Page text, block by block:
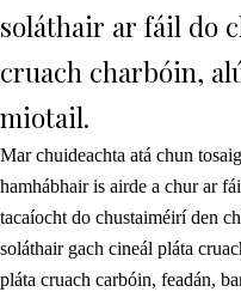
soláthair ar fáil do
cruach charbóin,
miotail.
Mar chuideachta atá chun
hamhábhair is airde a chur ar
tacaíocht do chustaiméirí den
soláthair gach cineál pláta
pláta cruach carbóin, feadán,